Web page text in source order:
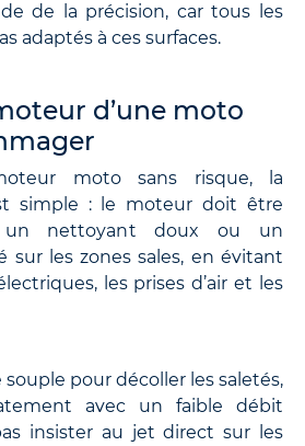
de la précision, car tous les
adaptés à ces surfaces.
d’une moto
moto sans risque, la
simple : le moteur doit être
un nettoyant doux ou un
sur les zones sales, en évitant
les prises d’air et les
pour décoller les saletés,
avec un faible débit
insister au jet direct sur les